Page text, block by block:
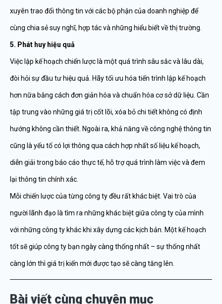
xuyên trao đổi thông tin với các bộ phận của doanh nghiệp để
cùng chia sẻ suy nghĩ, hợp tác và những hiểu biết về thị trường.
5. Phát huy hiệu quả
Việc lập kế hoạch chiến lược là một quá trình sâu sắc và lâu dài,
đòi hỏi sự đầu tư hiệu quả. Hãy tối ưu hóa tiến trình lập kế hoạch
hơn nữa bằng cách đơn giản hóa và chuẩn hóa cơ sở dữ liệu. Cần
tập trung vào những giá trị cốt lõi, xóa bỏ chi tiết không có định
hướng không cần thiết. Ngoài ra, khả năng về công nghệ thông tin
cũng là yếu tố có lợi thông qua cách hợp nhất số liệu kế hoạch,
diễn giải trong báo cáo thực tế, hỗ trợ quá trình làm việc và đem
lại thông tin chính xác.
Mỗi chiến lược của từng công ty đều rất khác biệt. Vai trò của
người lãnh đạo là tìm ra những khác biệt giữa công ty của mình
với những công ty khác khi xây dựng các kịch bản. Một kế hoạch
tốt sẽ giúp công ty bạn ngày càng thống nhất – sự thống nhất
càng lớn thì giá trị kiến mới được tạo sẽ càng tăng lên.
Bài viết cùng chuyên mục